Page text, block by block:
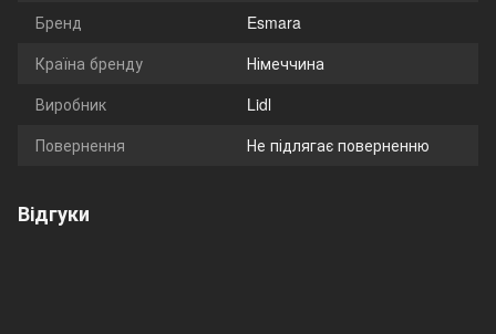
Бренд
Esmara
Країна бренду
Німеччина
Виробник
Lidl
Повернення
Не підлягає поверненню
Відгуки